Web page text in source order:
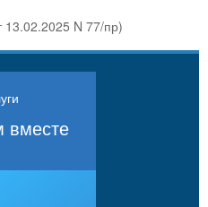
13.02.2025 N 77/пр)
вместе